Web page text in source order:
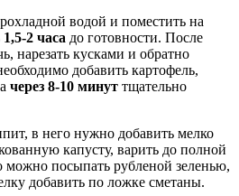
водой и поместить на
1,5-2 часа до готовности. После
нарезать кусками и обратно
добавить картофель,
через 8-10 минут тщательно
в него нужно добавить мелко
капусту, варить до полной
посыпать рубленой зеленью,
добавить по ложке сметаны.